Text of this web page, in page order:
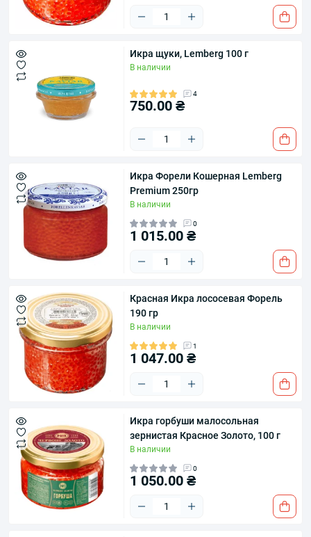
Икра щуки, Lemberg 100 г
В наличии
4
750.00 ₴
Икра Форели Кошерная Lemberg
Premium 250гр
В наличии
0
1 015.00 ₴
Красная Икра лососевая Форель
190 гр
В наличии
1
1 047.00 ₴
Икра горбуши малосольная
зернистая Красное Золото, 100 г
В наличии
0
1 050.00 ₴